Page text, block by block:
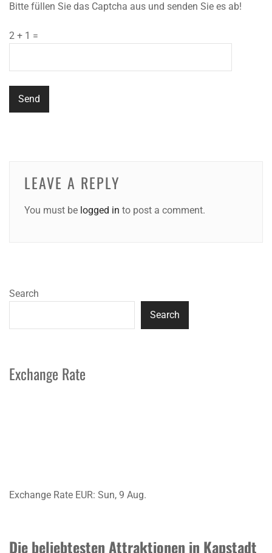
Bitte füllen Sie das Captcha aus und senden Sie es ab!
2 + 1 =
LEAVE A REPLY
You must be logged in to post a comment.
Search
Search
Exchange Rate
Exchange Rate EUR: Sun, 9 Aug.
Die beliebtesten Attraktionen in Kapstadt